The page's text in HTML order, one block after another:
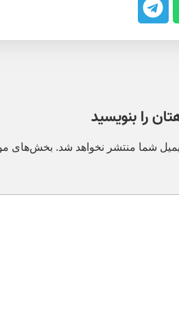
را بنویسید
شما منتشر نخواهد شد. بخش‌های